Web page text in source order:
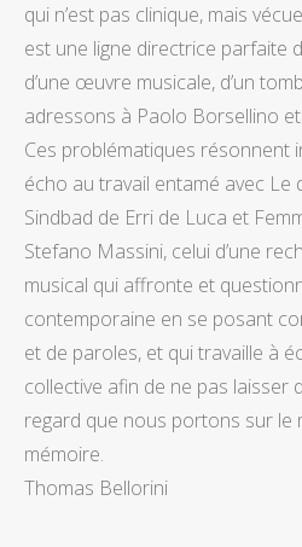
qui n’est pas clinique, mais
est une ligne directrice parfaite
d’une œuvre musicale, d’un
adressons à Paolo Borsellino
Ces problématiques résonnent
écho au travail entamé avec Le
Sindbad de Erri de Luca et
Stefano Massini, celui d’une
musical qui affronte et
contemporaine en se posant
et de paroles, et qui travaille à
collective afin de ne pas laisser
regard que nous portons sur le
mémoire.
Thomas Bellorini